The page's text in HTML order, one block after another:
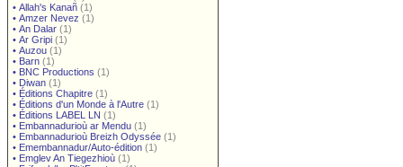
• Allah's Kanañ (1)
• Amzer Nevez (1)
• An Dalar (1)
• Ar Gripi (1)
• Auzou (1)
• Barn (1)
• BNC Productions (1)
• Diwan (1)
• Éditions Chapitre (1)
• Éditions d'un Monde à l'Autre (1)
• Éditions LABEL LN (1)
• Embannadurioù ar Mendu (1)
• Embannadurioù Breizh Odyssée (1)
• Emembannadur/Auto-édition (1)
• Emglev An Tiegezhioù (1)